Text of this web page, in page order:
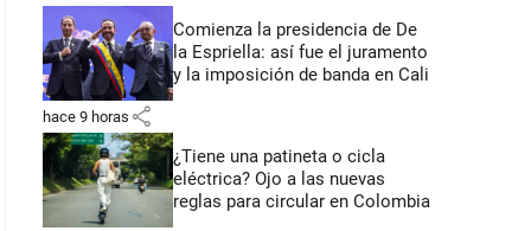
Comienza la presidencia de De
la Espriella: así fue el juramento
y la imposición de banda en Cali
hace 9 horas share
¿Tiene una patineta o cicla
eléctrica? Ojo a las nuevas
reglas para circular en Colombia